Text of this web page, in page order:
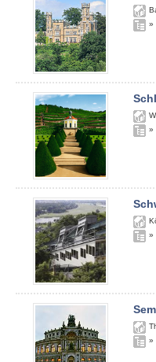
»
»
»
»